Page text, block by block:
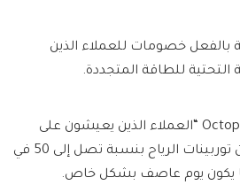
خصومات للعملاء الذين
للطاقة المتجددة.
يمنح تعريفة Octopus 'Fan Club “العملاء الذين يعيشون على
طول الساحل وبالقرب من توربينات الرياح بنسبة تصل إلى 50 في
يكون يوم عاصف بشكل خاص.